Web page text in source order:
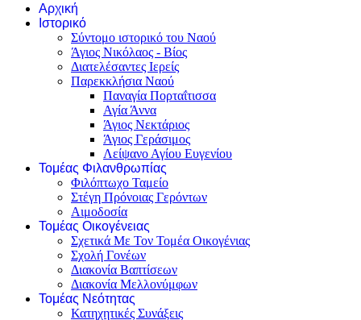
Αρχική
Ιστορικό
Σύντομο ιστορικό του Ναού
Άγιος Νικόλαος - Βίος
Διατελέσαντες Ιερείς
Παρεκκλήσια Ναού
Παναγία Πορταΐτισσα
Αγία Άννα
Άγιος Νεκτάριος
Άγιος Γεράσιμος
Λείψανο Αγίου Ευγενίου
Τομέας Φιλανθρωπίας
Φιλόπτωχο Ταμείο
Στέγη Πρόνοιας Γερόντων
Αιμοδοσία
Τομέας Οικογένειας
Σχετικά Με Τον Τομέα Οικογένιας
Σχολή Γονέων
Διακονία Βαπτίσεων
Διακονία Μελλονύμφων
Τομέας Νεότητας
Κατηχητικές Συνάξεις